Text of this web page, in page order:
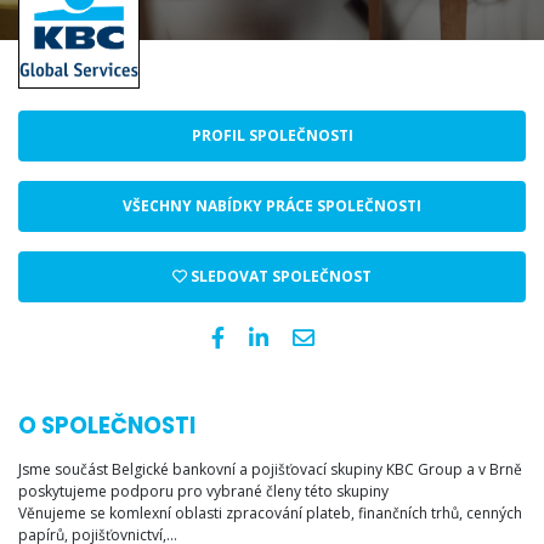
PROFIL SPOLEČNOSTI
VŠECHNY NABÍDKY PRÁCE SPOLEČNOSTI
SLEDOVAT SPOLEČNOST
O SPOLEČNOSTI
Jsme součást Belgické bankovní a pojišťovací skupiny KBC Group a v Brně
poskytujeme podporu pro vybrané členy této skupiny
Věnujeme se komlexní oblasti zpracování plateb, finančních trhů, cenných
papírů, pojišťovnictví,…